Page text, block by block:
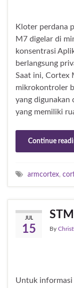
Kloter perdana
M7 digelar di
konsentrasi
berlangsung
Saat ini, Cortex
mikrokontroler
yang digunakan
yang memiliki
Continue
armcortex,
JUL
15 By
Untuk